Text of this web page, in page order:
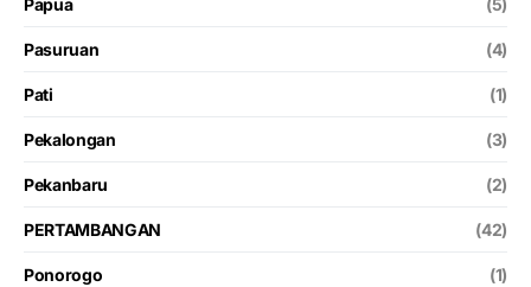
Papua (5)
Pasuruan (4)
Pati (1)
Pekalongan (3)
Pekanbaru (2)
PERTAMBANGAN (42)
Ponorogo (1)